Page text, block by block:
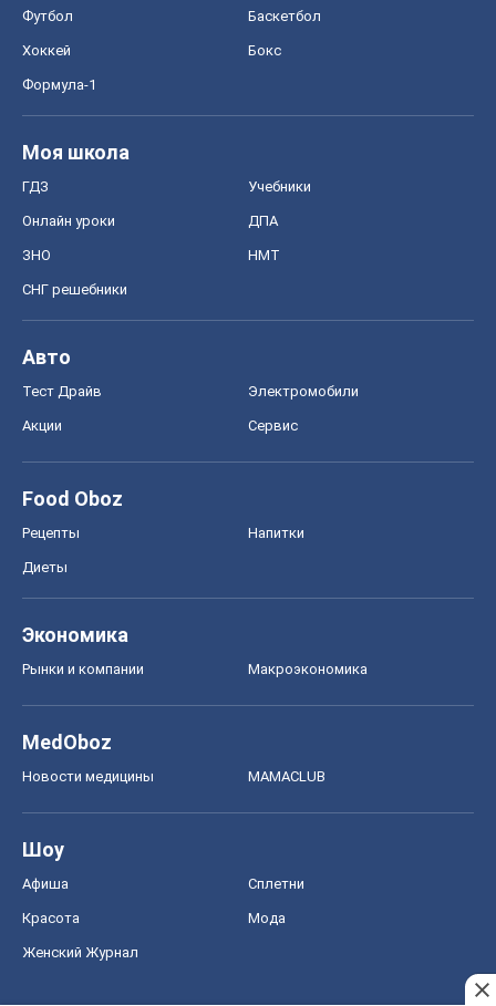
Футбол Баскетбол
Хоккей Бокс
Формула-1
Моя школа
ГДЗ Учебники
Онлайн уроки ДПА
ЗНО НМТ
СНГ решебники
Авто
Тест Драйв Электромобили
Акции Сервис
Food Oboz
Рецепты Напитки
Диеты
Экономика
Рынки и компании Mакроэкономика
MedOboz
Новости медицины MAMACLUB
Шоу
Афиша Сплетни
Красота Мода
Женский Журнал